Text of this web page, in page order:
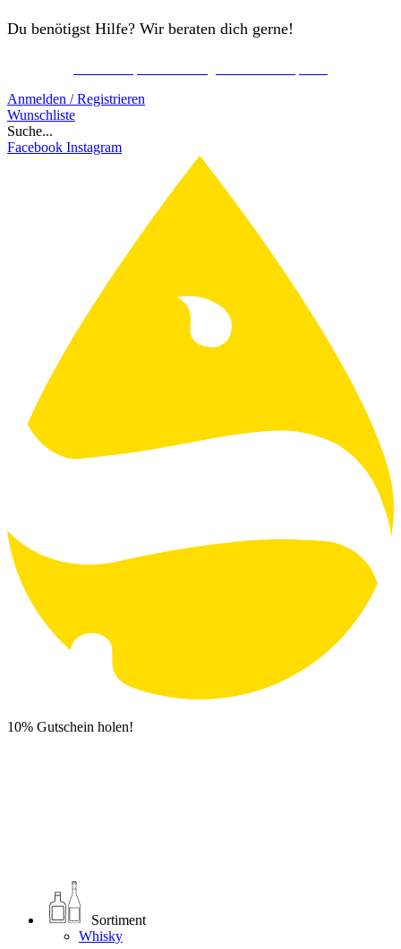
Du benötigst Hilfe? Wir beraten dich gerne!
Anmelden / Registrieren
Wunschliste
Suche...
Facebook Instagram
10% Gutschein holen!
Sortiment
Whisky